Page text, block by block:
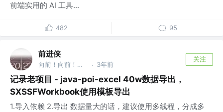
前端实用的 AI 工具...
482 95
前进侠
向前！向前！向前！！！ @niubiplus信息 · 3年前
关注
记录老项目 - java-poi-excel 40w数据导出，
SXSSFWorkbook使用模板导出
1.导入依赖 2.导出 数据量大的话，建议使用多线程，分成多